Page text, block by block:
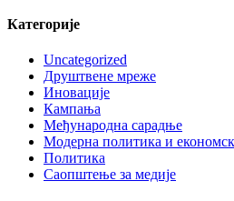
Категорије
Uncategorized
Друштвене мреже
Иновације
Кампања
Међународна сарадње
Модерна политика и
Политика
Саопштење за медије